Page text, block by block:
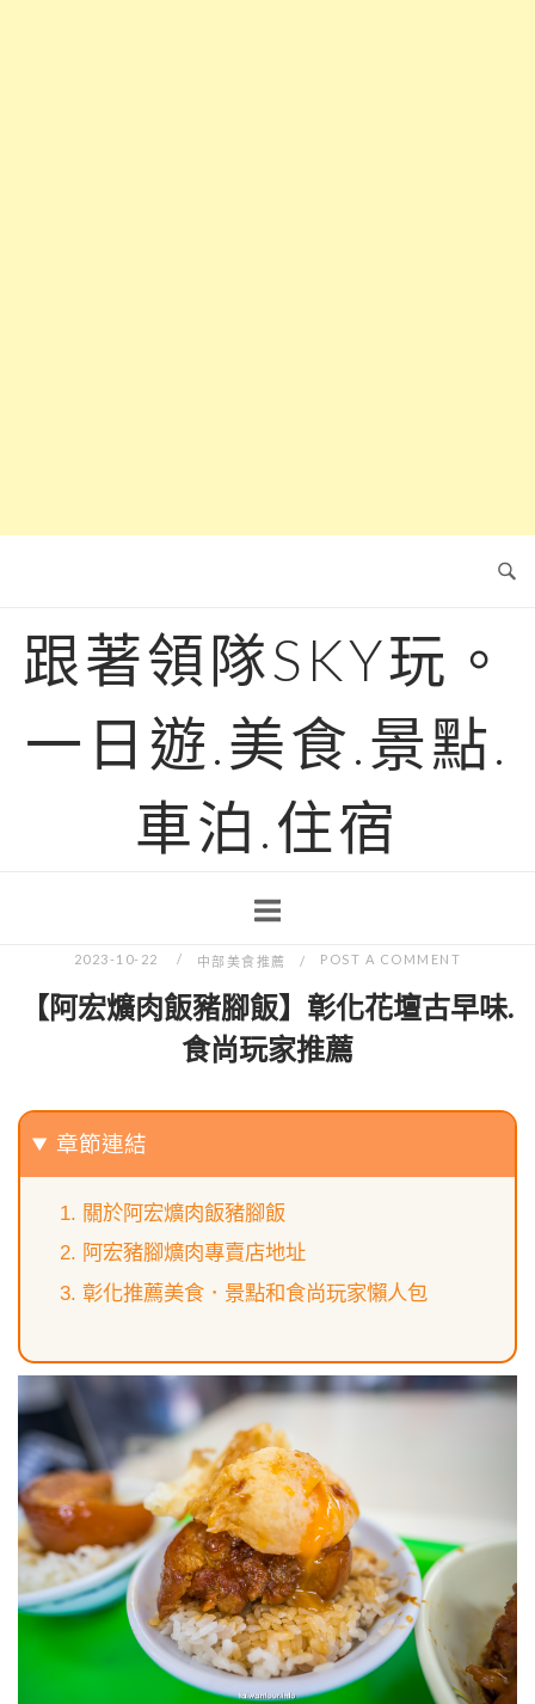
跟著領隊SKY玩。
一日遊.美食.景點.
車泊.住宿
2023-10-22 中部美食推薦 POST A COMMENT
【阿宏爌肉飯豬腳飯】彰化花壇古早味.
食尚玩家推薦
章節連結
關於阿宏爌肉飯豬腳飯
阿宏豬腳爌肉專賣店地址
彰化推薦美食．景點和食尚玩家懶人包